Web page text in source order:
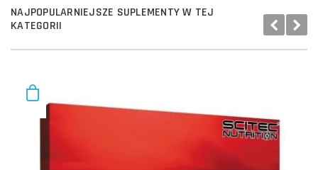
NAJPOPULARNIEJSZE SUPLEMENTY W TEJ
KATEGORII